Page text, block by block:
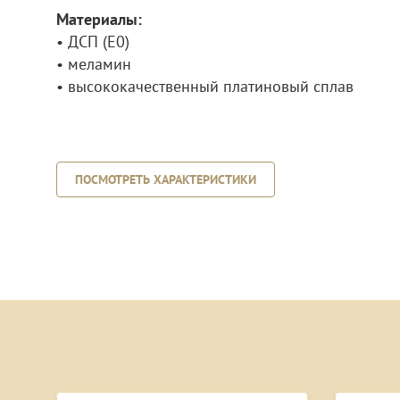
Материалы:
• ДСП (E0)
• меламин
• высококачественный платиновый сплав
ПОСМОТРЕТЬ ХАРАКТЕРИСТИКИ